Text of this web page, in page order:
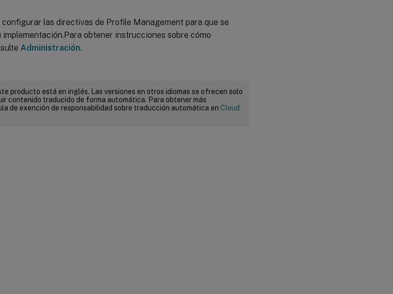
las directivas de Profile Management para que se
obtener instrucciones sobre cómo
Administración.
producto está en inglés. Las versiones en otros idiomas se ofrecen solo
contenido traducido de forma automática. Para obtener más
de exención de responsabilidad sobre traducción automática en Cloud